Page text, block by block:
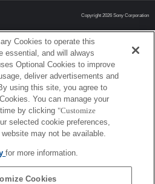
Copyright 2026 Sony Corporation
Cookies to operate this
essential, and will always
Optional Cookies to improve
deliver advertisements and
using this site, you agree to
You can manage your
by clicking "Customize
selected cookie preferences,
may not be available.
for more information.
Cookies